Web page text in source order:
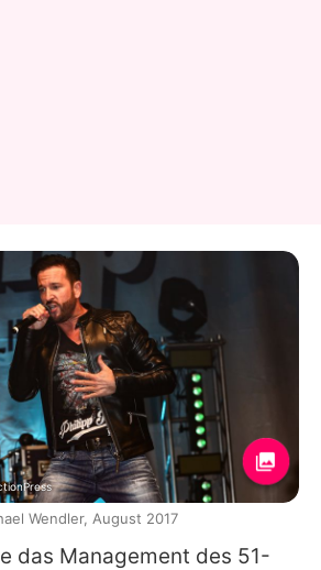
das Management des 51-
Wendler, August 2017